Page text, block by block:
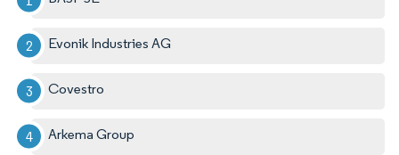
Evonik Industries AG
Covestro
Arkema Group